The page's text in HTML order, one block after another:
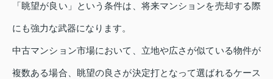
「眺望が良い」という条件は、将来マンションを売却する際
にも強力な武器になります。
中古マンション市場において、立地や広さが似ている物件が
複数ある場合、眺望の良さが決定打となって選ばれるケース